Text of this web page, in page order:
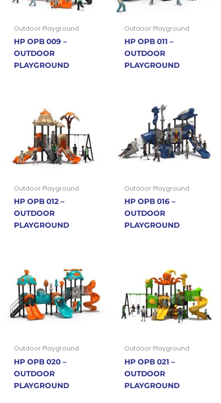
Outdoor Playground
HP OPB 009 –
OUTDOOR
PLAYGROUND
Outdoor Playground
HP OPB 011 –
OUTDOOR
PLAYGROUND
Outdoor Playground
HP OPB 012 –
OUTDOOR
PLAYGROUND
Outdoor Playground
HP OPB 016 –
OUTDOOR
PLAYGROUND
Outdoor Playground
HP OPB 020 –
OUTDOOR
PLAYGROUND
Outdoor Playground
HP OPB 021 –
OUTDOOR
PLAYGROUND